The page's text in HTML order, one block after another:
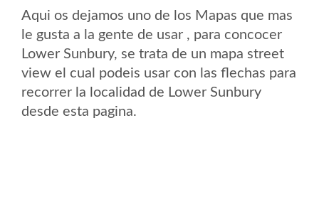
Aqui os dejamos uno de los Mapas que mas
le gusta a la gente de usar , para concocer
Lower Sunbury, se trata de un mapa street
view el cual podeis usar con las flechas para
recorrer la localidad de Lower Sunbury
desde esta pagina.